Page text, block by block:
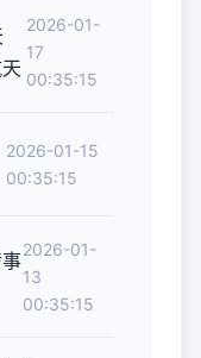
2026-01-
17
00:35:15
2026-01-15
00:35:15
2026-01-
13
00:35:15